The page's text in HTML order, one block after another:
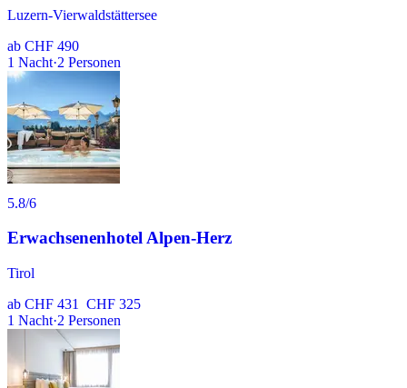
Luzern-Vierwaldstättersee
ab CHF 490
1 Nacht·2 Personen
5.8/6
Erwachsenenhotel Alpen-Herz
Tirol
ab CHF 431
CHF 325
1 Nacht·2 Personen